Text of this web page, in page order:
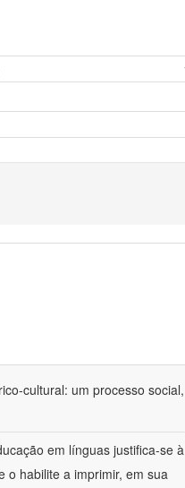
cultural: um processo social,
em línguas justifica-se à
o habilite a imprimir, em sua